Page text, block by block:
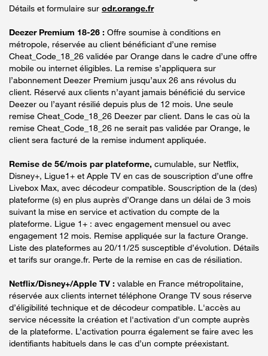
Détails et formulaire sur odr.orange.fr
Deezer Premium 18-26 : Offre soumise à conditions en
métropole, réservée au client bénéficiant d’une remise
Cheat_Code_18_26 validée par Orange dans le cadre d’une offre
mobile ou internet éligibles. La remise s’appliquera sur
l’abonnement Deezer Premium jusqu’aux 26 ans révolus du
client. Réservé aux clients n’ayant jamais bénéficié du service
Deezer ou l’ayant résilié depuis plus de 12 mois. Une seule
remise Cheat_Code_18_26 Deezer par client. Dans le cas où la
remise Cheat_Code_18_26 ne serait pas validée par Orange, le
client sera facturé de la remise indument appliquée.
Remise de 5€/mois par plateforme, cumulable, sur Netflix,
Disney+, Ligue1+ et Apple TV en cas de souscription d’une offre
Livebox Max, avec décodeur compatible. Souscription de la (des)
plateforme (s) en plus auprès d’Orange dans un délai de 3 mois
suivant la mise en service et activation du compte de la
plateforme. Ligue 1+ : avec engagement mensuel ou avec
engagement 12 mois. Remise appliquée sur la facture Orange.
Liste des plateformes au 20/11/25 susceptible d’évolution. Détails
et tarifs sur orange.fr. Perte de la remise en cas de résiliation.
Netflix/Disney+/Apple TV : valable en France métropolitaine,
réservée aux clients internet téléphone Orange TV sous réserve
d’éligibilité technique et de décodeur compatible. L'accès au
service nécessite la création et l'activation d'un compte auprès
de la plateforme. L’activation pourra également se faire avec les
identifiants habituels dans le cas d’un compte préexistant.